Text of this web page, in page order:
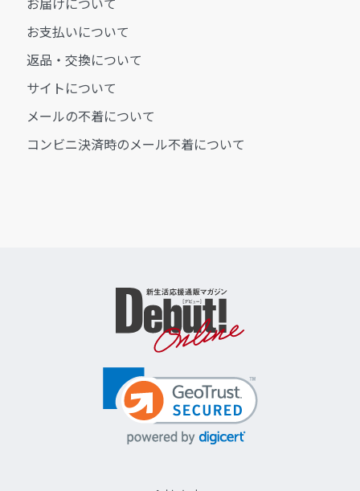
お支払いについて
返品・交換について
サイトについて
メールの不着について
コンビニ決済時のメール不着について